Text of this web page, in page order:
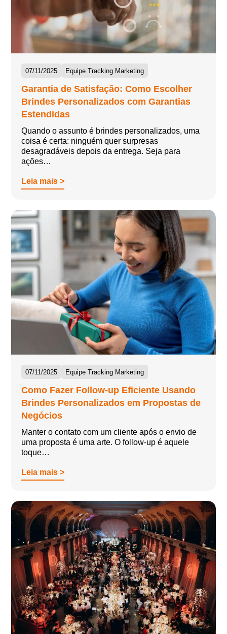
07/11/2025 Equipe Tracking Marketing
Garantia de Satisfação: Como Escolher
Brindes Personalizados com Garantias
Estendidas
Quando o assunto é brindes personalizados, uma
coisa é certa: ninguém quer surpresas
desagradáveis depois da entrega. Seja para
ações…
Leia mais >
07/11/2025 Equipe Tracking Marketing
Como Fazer Follow-up Eficiente Usando
Brindes Personalizados em Propostas de
Negócios
Manter o contato com um cliente após o envio de
uma proposta é uma arte. O follow-up é aquele
toque…
Leia mais >